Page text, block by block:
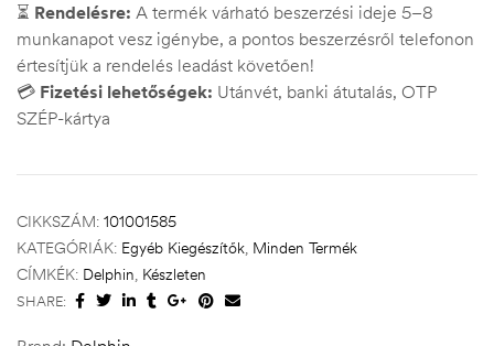
⏳ Rendelésre: A termék várható beszerzési ideje 5–8
munkanapot vesz igénybe, a pontos beszerzésről telefonon
értesítjük a rendelés leadást követően!
💳 Fizetési lehetőségek: Utánvét, banki átutalás, OTP
SZÉP-kártya
CIKKSZÁM: 101001585
KATEGÓRIÁK: Egyéb Kiegészítők, Minden Termék
CÍMKÉK: Delphin, Készleten
SHARE: